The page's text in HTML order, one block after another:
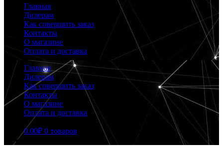
Главная
Дилерам
Как совершить заказ
Контакты
О магазине
Оплата и доставка
Главная
Дилерам
Как совершить заказ
Контакты
О магазине
Оплата и доставка
0.00₽ 0 товаров